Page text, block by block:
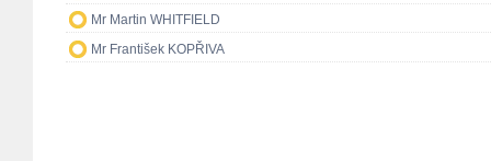
Mr Martin WHITFIELD
Mr František KOPŘIVA